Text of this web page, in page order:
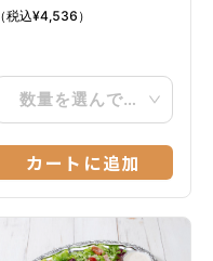
（税込¥4,536 ）
数量を選んでください
カートに追加